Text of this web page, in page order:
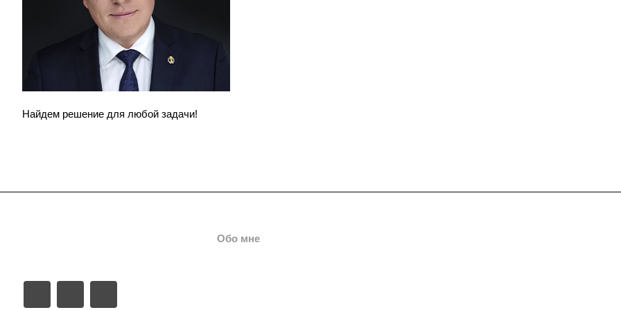
Найдем решение для любой задачи!
Обо мне